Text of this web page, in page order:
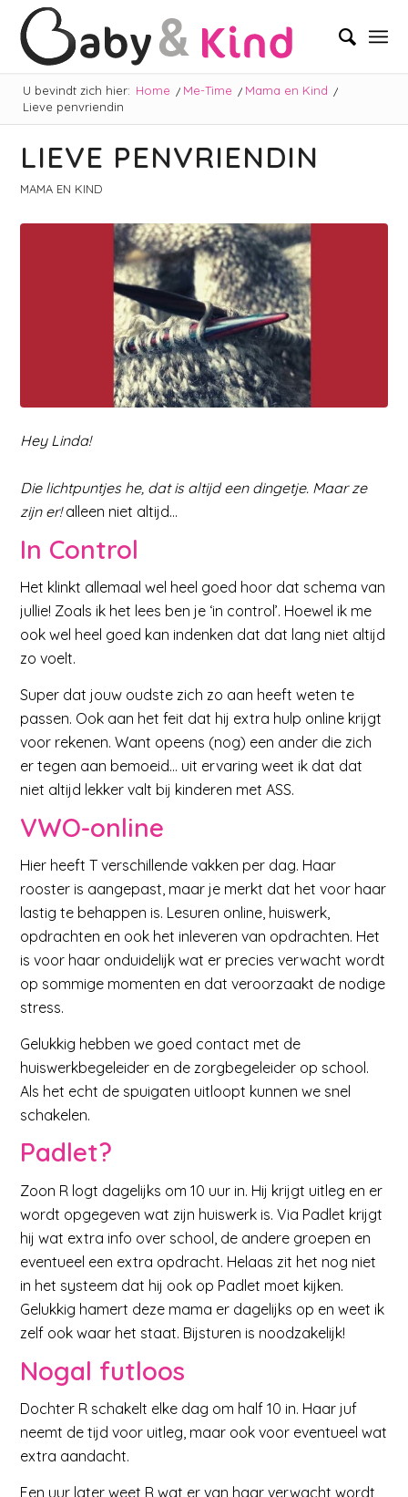
U bevindt zich hier: Home / Me-Time / Mama en Kind /
Lieve penvriendin
LIEVE PENVRIENDIN
MAMA EN KIND
Hey Linda!
Die lichtpuntjes he, dat is altijd een dingetje. Maar ze
zijn er!alleen niet altijd…
In Control
Het klinkt allemaal wel heel goed hoor dat schema van
jullie! Zoals ik het lees ben je ‘in control’. Hoewel ik me
ook wel heel goed kan indenken dat dat lang niet altijd
zo voelt.
Super dat jouw oudste zich zo aan heeft weten te
passen. Ook aan het feit dat hij extra hulp online krijgt
voor rekenen. Want opeens (nog) een ander die zich
er tegen aan bemoeid… uit ervaring weet ik dat dat
niet altijd lekker valt bij kinderen met ASS.
VWO-online
Hier heeft T verschillende vakken per dag. Haar
rooster is aangepast, maar je merkt dat het voor haar
lastig te behappen is. Lesuren online, huiswerk,
opdrachten en ook het inleveren van opdrachten. Het
is voor haar onduidelijk wat er precies verwacht wordt
op sommige momenten en dat veroorzaakt de nodige
stress.
Gelukkig hebben we goed contact met de
huiswerkbegeleider en de zorgbegeleider op school.
Als het echt de spuigaten uitloopt kunnen we snel
schakelen.
Padlet?
Zoon R logt dagelijks om 10 uur in. Hij krijgt uitleg en er
wordt opgegeven wat zijn huiswerk is. Via Padlet krijgt
hij wat extra info over school, de andere groepen en
eventueel een extra opdracht. Helaas zit het nog niet
in het systeem dat hij ook op Padlet moet kijken.
Gelukkig hamert deze mama er dagelijks op en weet ik
zelf ook waar het staat. Bijsturen is noodzakelijk!
Nogal futloos
Dochter R schakelt elke dag om half 10 in. Haar juf
neemt de tijd voor uitleg, maar ook voor eventueel wat
extra aandacht.
Een uur later weet R wat er van haar verwacht wordt